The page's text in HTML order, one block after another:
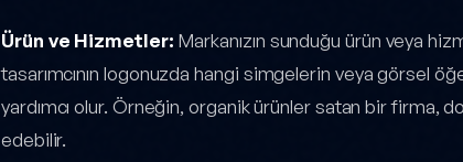
Ürün ve Hizmetler: Markanızın sunduğu ürün veya
tasarımcının logonuzda hangi simgelerin veya görsel
yardımcı olur. Örneğin, organik ürünler satan bir firma,
edebilir.